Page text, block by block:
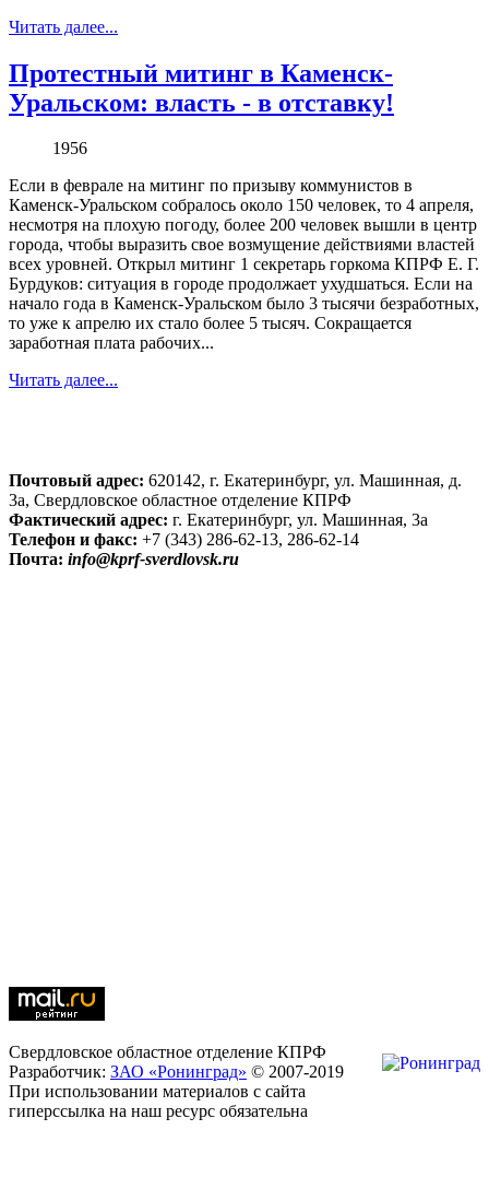
Читать далее...
Протестный митинг в Каменск-
Уральском: власть - в отставку!
1956
Если в феврале на митинг по призыву коммунистов в
Каменск-Уральском собралось около 150 человек, то 4 апреля,
несмотря на плохую погоду, более 200 человек вышли в центр
города, чтобы выразить свое возмущение действиями властей
всех уровней. Открыл митинг 1 секретарь горкома КПРФ Е. Г.
Бурдуков: ситуация в городе продолжает ухудшаться. Если на
начало года в Каменск-Уральском было 3 тысячи безработных,
то уже к апрелю их стало более 5 тысяч. Сокращается
заработная плата рабочих...
Читать далее...
Почтовый адрес: 620142, г. Екатеринбург, ул. Машинная, д.
3а, Свердловское областное отделение КПРФ
Фактический адрес: г. Екатеринбург, ул. Машинная, 3а
Телефон и факс: +7 (343) 286-62-13, 286-62-14
Почта: info@kprf-sverdlovsk.ru
Свердловское областное отделение КПРФ
Разработчик: ЗАО «Ронинград» © 2007-2019
При использовании материалов с сайта
гиперссылка на наш ресурс обязательна